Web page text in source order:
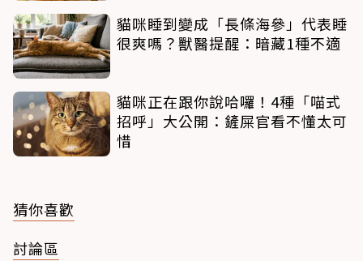
貓咪睡到變成「長條海參」代表睡
很爽嗎？獸醫提醒：暗藏1種不適
貓咪正在跟你說哈囉！4種「喵式
招呼」大公開：鏟屎官看不懂太可
惜
猜你喜歡
討論區